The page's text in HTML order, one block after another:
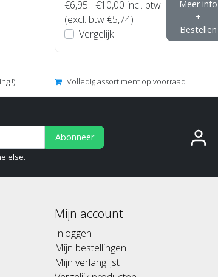
€6,95 €10,00 incl. btw
(excl. btw €5,74)
Vergelijk
Meer info
+
Bestellen
!) Volledig assortiment op voorraad
Abonneer
else.
Mijn account
Inloggen
Mijn bestellingen
Mijn verlanglijst